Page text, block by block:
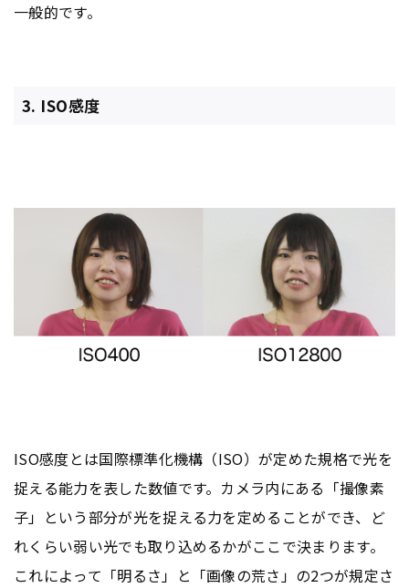
一般的です。
3. ISO感度
ISO感度とは国際標準化機構（ISO）が定めた規格で光を
捉える能力を表した数値です。カメラ内にある「撮像素
子」という部分が光を捉える力を定めることができ、ど
れくらい弱い光でも取り込めるかがここで決まります。
これによって「明るさ」と「画像の荒さ」の2つが規定さ